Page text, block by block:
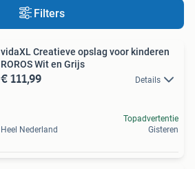
Filters
vidaXL Creatieve opslag voor kinderen
ROROS Wit en Grijs
€ 111,99 Details
Heel Nederland
Topadvertentie
Gisteren